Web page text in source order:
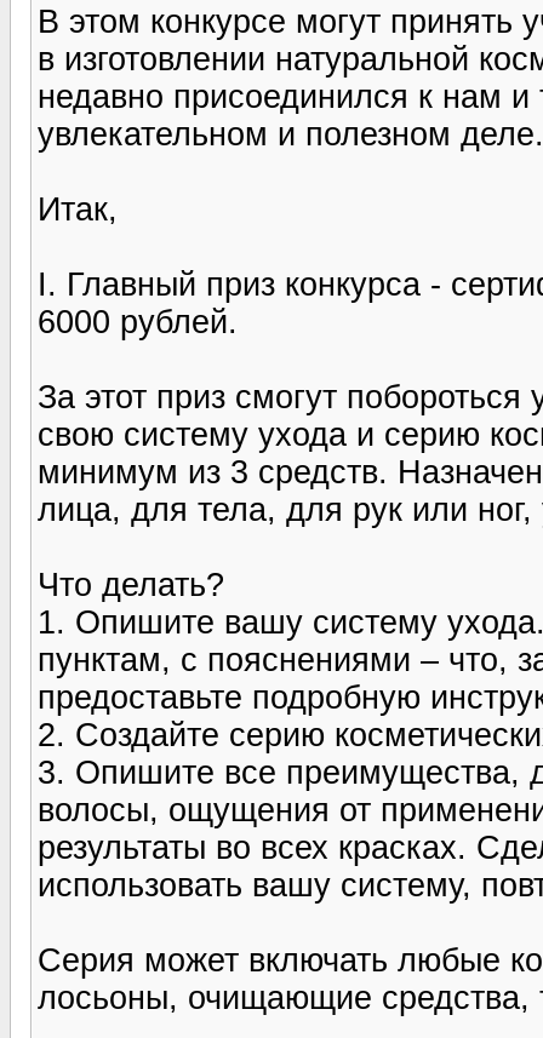
В этом конкурсе могут
в изготовлении натуральной
недавно присоединился к нам и
увлекательном и полезном деле.
Итак,
I. Главный приз конкурса -
6000 рублей.
За этот приз смогут
свою систему ухода и серию
минимум из 3 средств.
лица, для тела, для рук или
Что делать?
1. Опишите вашу систему
пунктам, с пояснениями – что,
предоставьте подробную
2. Создайте серию
3. Опишите все преимущества,
волосы, ощущения от
результаты во всех красках.
использовать вашу систему,
Серия может включать любые
лосьоны, очищающие средства,